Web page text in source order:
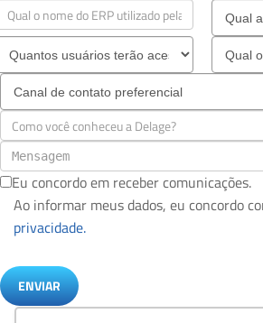
Eu concordo em receber comunicações.
Ao informar meus dados, eu concordo
privacidade.